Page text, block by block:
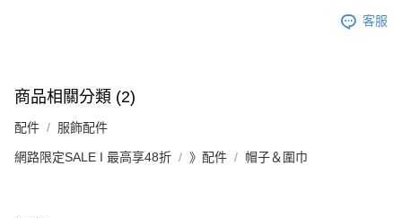
客服
商品相關分類 (2)
配件 服飾配件
網路限定SALE I 最高享48折 》配件 帽子＆圍巾